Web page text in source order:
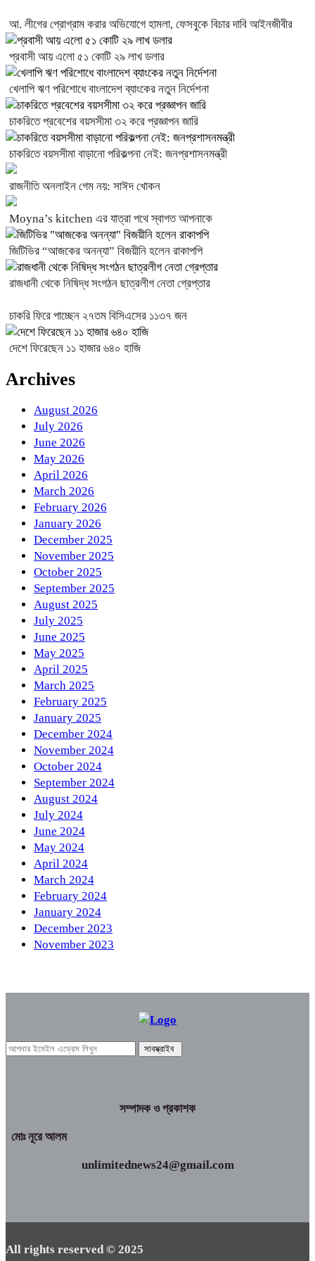
আ. লীগের প্রোগ্রাম করার অভিযোগে হামলা, ফেসবুকে বিচার দাবি আইনজীবীর
প্রবাসী আয় এলো ৫১ কোটি ২৯ লাখ ডলার
খেলাপি ঋণ পরিশোধে বাংলাদেশ ব্যাংকের নতুন নির্দেশনা
চাকরিতে প্রবেশের বয়সসীমা ৩২ করে প্রজ্ঞাপন জারি
চাকরিতে বয়সসীমা বাড়ানো পরিকল্পনা নেই: জনপ্রশাসনমন্ত্রী
রাজনীতি অনলাইন গেম নয়: সাঈদ খোকন
Moyna’s kitchen এর যাত্রা পথে স্বাগত আপনাকে
জিটিভির “আজকের অনন্যা” বিজয়ীনি হলেন রাকাপপি
রাজধানী থেকে নিষিদ্ধ সংগঠন ছাত্রলীগ নেতা গ্রেপ্তার
চাকরি ফিরে পাচ্ছেন ২৭তম বিসিএসের ১১৩৭ জন
দেশে ফিরেছেন ১১ হাজার ৬৪০ হাজি
Archives
August 2026
July 2026
June 2026
May 2026
April 2026
March 2026
February 2026
January 2026
December 2025
November 2025
October 2025
September 2025
August 2025
July 2025
June 2025
May 2025
April 2025
March 2025
February 2025
January 2025
December 2024
November 2024
October 2024
September 2024
August 2024
July 2024
June 2024
May 2024
April 2024
March 2024
February 2024
January 2024
December 2023
November 2023
সম্পাদক ও প্রকাশক
মোঃ নূরে আলম
unlimitednews24@gmail.com
All rights reserved © 2025